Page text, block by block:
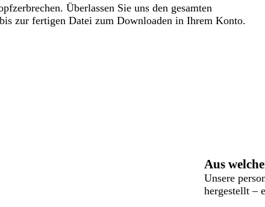
Überlassen Sie uns den gesamten
zur fertigen Datei zum Downloaden in Ihrem Konto.
Aus
Unsere
hergestellt –